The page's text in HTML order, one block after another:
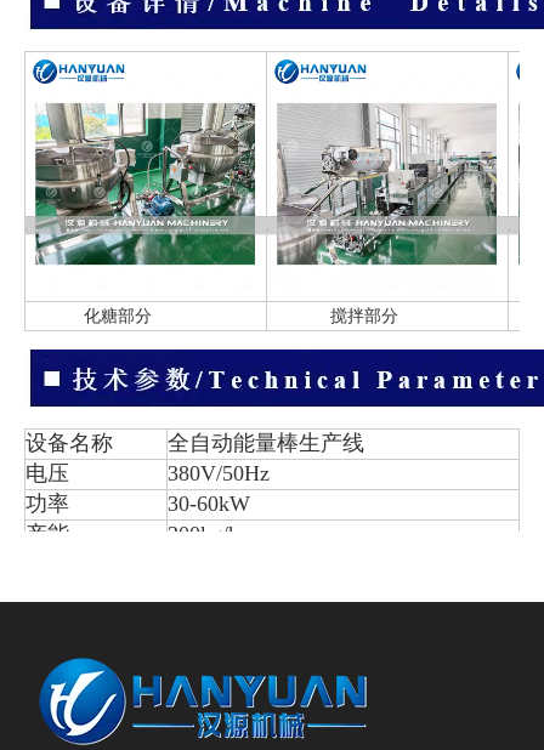
化糖部分 搅拌部分
设备名称
全自动能量棒生产线
电压
380V/50Hz
功率
30-60kW
产能
300kg/h